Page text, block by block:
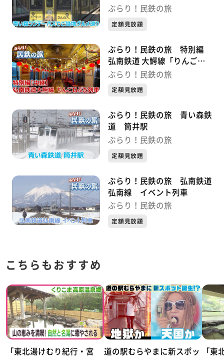
の旅
ぶらり！民鉄の旅
定額見放題
ぶらり！民鉄の旅 特別編
弘南鉄道 大鰐線「りんごね
ぷた列車」
ぶらり！民鉄の旅
定額見放題
ぶらり！民鉄の旅 青い森鉄
道 筒井駅
ぶらり！民鉄の旅
定額見放題
ぶらり！民鉄の旅 弘南鉄道
弘南線 イベント列車
ぶらり！民鉄の旅
定額見放題
こちらもおすすめ
「東北湯けむり紀行・宮
道の駅むらやまに新スポッ
「東